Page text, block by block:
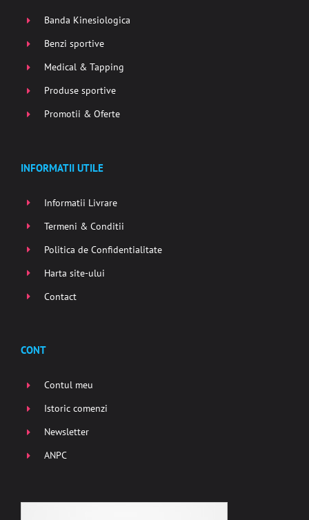
Banda Kinesiologica
Benzi sportive
Medical & Tapping
Produse sportive
Promotii & Oferte
INFORMATII UTILE
Informatii Livrare
Termeni & Conditii
Politica de Confidentialitate
Harta site-ului
Contact
CONT
Contul meu
Istoric comenzi
Newsletter
ANPC